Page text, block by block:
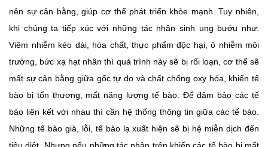
nên sự cân bằng, giúp cơ thể phát triển khỏe mạnh. Tuy nhiên,
khi chúng ta tiếp xúc với những tác nhân sinh ung bướu như:
Viêm nhiễm kéo dài, hóa chất, thực phẩm độc hại, ô nhiễm môi
trường, bức xạ hạt nhân thì quá trình này sẽ bị rối loạn, cơ thể sẽ
mất sự cân bằng giữa gốc tự do và chất chống oxy hóa, khiến tế
bào bị tổn thương, mất năng lượng tế bào. Để đảm bảo các tế
bào liên kết với nhau thì cần hệ thống thông tin giữa các tế bào.
Những tế bào già, lỗi, tế bào lạ xuất hiện sẽ bị hệ miễn dịch đến
tiêu diệt. Nhưng nếu những tác nhân trên khiến các tế bào bị mất